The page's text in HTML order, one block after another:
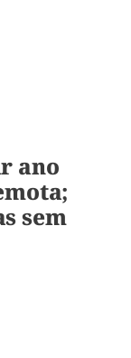
ano
sem